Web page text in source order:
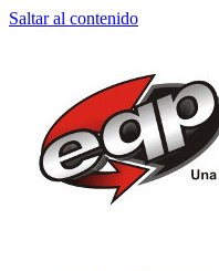
Saltar al contenido